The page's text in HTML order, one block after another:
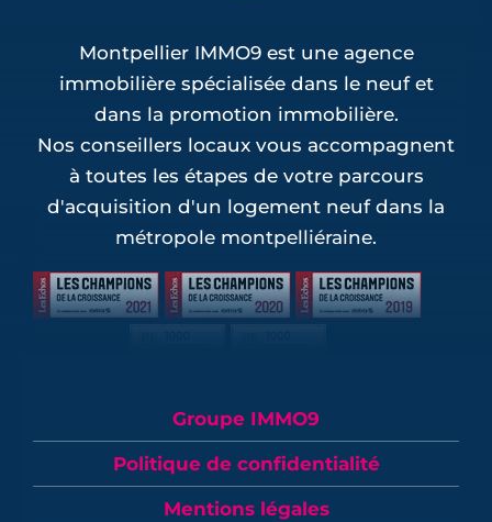
Montpellier IMMO9 est une agence
immobilière spécialisée dans le neuf et
dans la promotion immobilière.
Nos conseillers locaux vous accompagnent
à toutes les étapes de votre parcours
d'acquisition d'un logement neuf dans la
métropole montpelliéraine.
Groupe IMMO9
Politique de confidentialité
Mentions légales